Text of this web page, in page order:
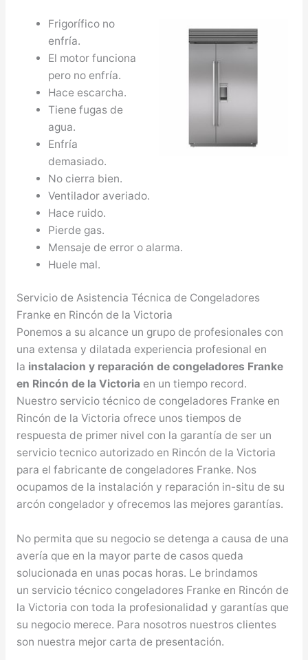
Frigorífico no
enfría.
El motor funciona
pero no enfría.
Hace escarcha.
Tiene fugas de
agua.
Enfría
demasiado.
No cierra bien.
Ventilador averiado.
Hace ruido.
Pierde gas.
Mensaje de error o alarma.
Huele mal.
Servicio de Asistencia Técnica de Congeladores
Franke en Rincón de la Victoria
Ponemos a su alcance un grupo de profesionales con
una extensa y dilatada experiencia profesional en
la instalacion y reparación de congeladores Franke
en Rincón de la Victoria en un tiempo record.
Nuestro servicio técnico de congeladores Franke en
Rincón de la Victoria ofrece unos tiempos de
respuesta de primer nivel con la garantía de ser un
servicio tecnico autorizado en Rincón de la Victoria
para el fabricante de congeladores Franke. Nos
ocupamos de la instalación y reparación in-situ de su
arcón congelador y ofrecemos las mejores garantías.
No permita que su negocio se detenga a causa de una
avería que en la mayor parte de casos queda
solucionada en unas pocas horas. Le brindamos
un servicio técnico congeladores Franke en Rincón de
la Victoria con toda la profesionalidad y garantías que
su negocio merece. Para nosotros nuestros clientes
son nuestra mejor carta de presentación.